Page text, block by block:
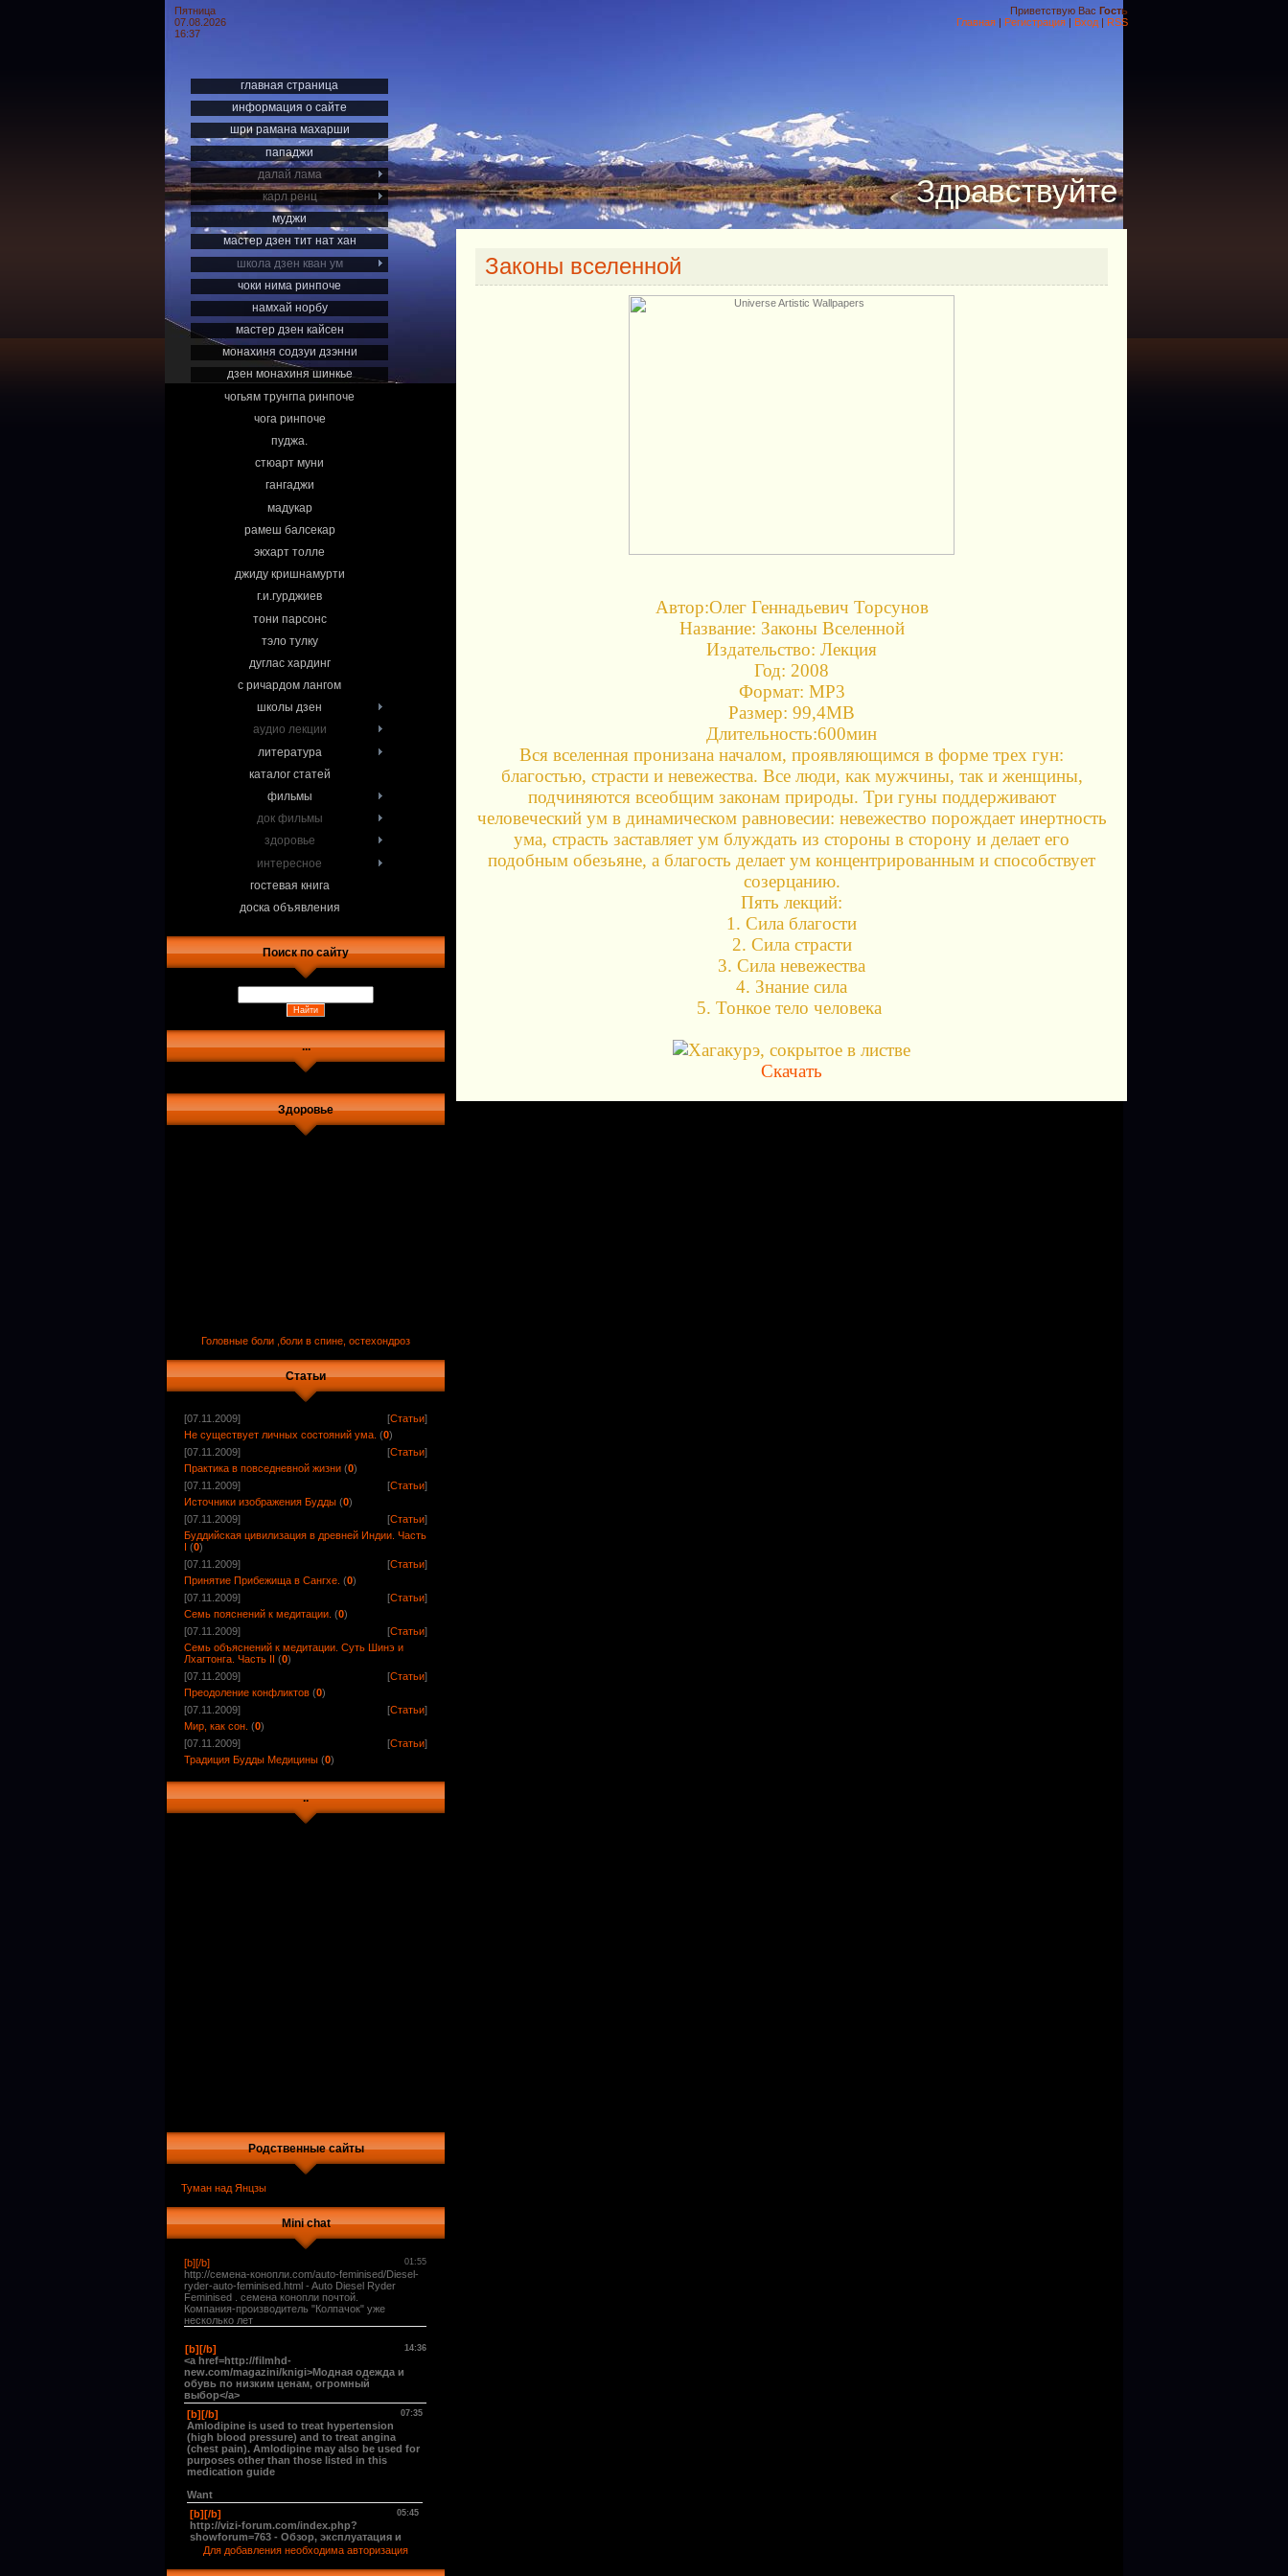
Пятница
07.08.2026
16:37
Приветствую Вас Гость
Главная | Регистрация | Вход | RSS
главная страница
информация о сайте
шри рамана махарши
пападжи
далай лама
карл ренц
муджи
мастер дзен тит нат хан
школа дзен кван ум
чоки нима ринпоче
намхай норбу
мастер дзен кайсен
монахиня содзуи дзэнни
дзен монахиня шинкье
чогьям трунгпа ринпоче
чога ринпоче
пуджа.
стюарт муни
гангаджи
мадукар
рамеш балсекар
экхарт толле
джиду кришнамурти
г.и.гурджиев
тони парсонс
тэло тулку
дуглас хардинг
с ричардом лангом
школы дзен
аудио лекции
литература
каталог статей
фильмы
док фильмы
здоровье
интересное
гостевая книга
доска объявления
Поиск по сайту
...
Здоровье
Головные боли ,боли в спине, остехондроз
Статьи
[07.11.2009] [Статьи]
Не существует личных состояний ума. (0)
[07.11.2009]
[Статьи]
Практика в повседневной жизни (0)
[07.11.2009]
[Статьи]
Источники изображения Будды (0)
[07.11.2009]
[Статьи]
Буддийская цивилизация в древней Индии. Часть
I (0)
[07.11.2009]
[Статьи]
Принятие Прибежища в Сангхе. (0)
[07.11.2009]
[Статьи]
Семь пояснений к медитации. (0)
[07.11.2009]
[Статьи]
Семь объяснений к медитации. Суть Шинэ и
Лхагтонга. Часть II (0)
[07.11.2009]
[Статьи]
Преодоление конфликтов (0)
[07.11.2009]
[Статьи]
Мир, как сон. (0)
[07.11.2009]
[Статьи]
Традиция Будды Медицины (0)
..
Родственные сайты
Туман над Янцзы
Mini chat
Для добавления необходима авторизация
Здравствуйте
Законы вселенной
Автор:Олег Геннадьевич Торсунов
Название: Законы Вселенной
Издательство: Лекция
Год: 2008
Формат: МР3
Размер: 99,4МВ
Длительность:600мин
Вся вселенная пронизана началом, проявляющимся в форме трех гун:
благостью, страсти и невежества. Все люди, как мужчины, так и женщины,
подчиняются всеобщим законам природы. Три гуны поддерживают
человеческий ум в динамическом равновесии: невежество порождает инертность
ума, страсть заставляет ум блуждать из стороны в сторону и делает его
подобным обезьяне, а благость делает ум концентрированным и способствует
созерцанию.
Пять лекций:
1. Сила благости
2. Сила страсти
3. Сила невежества
4. Знание сила
5. Тонкое тело человека
Скачать